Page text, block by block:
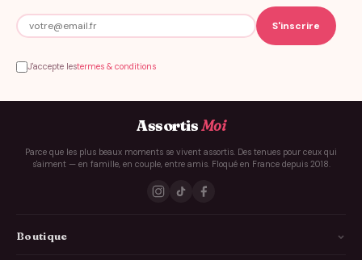
J'accepte lestermes & conditions
AssortisMoi
Parce que les plus beaux moments se vivent assortis. Des tenues pour ceux qui
s'aiment — en famille, en couple, entre amis. Floqué en France depuis 2018.
Boutique